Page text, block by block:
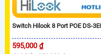
Switch Hilook 8 Port POE DS-
595,000 ₫